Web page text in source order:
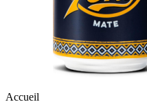
Accueil